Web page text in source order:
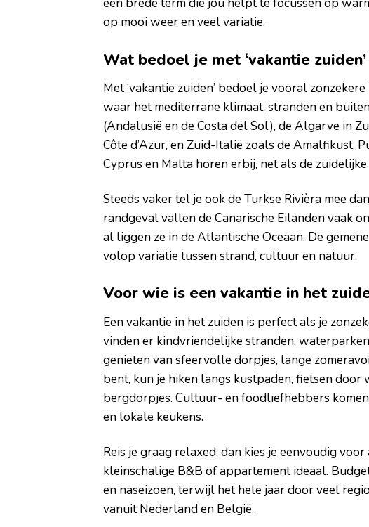
een brede term die jou helpt te focussen op
op mooi weer en veel variatie.
Wat bedoel je met ‘vakantie
Met ‘vakantie zuiden’ bedoel je vooral
waar het mediterrane klimaat, stranden en
(Andalusië en de Costa del Sol), de Algarve in
Côte d’Azur, en Zuid-Italië zoals de Amalfikust,
Cyprus en Malta horen erbij, net als de
Steeds vaker tel je ook de Turkse Rivièra mee
randgeval vallen de Canarische Eilanden vaak
al liggen ze in de Atlantische Oceaan. De
volop variatie tussen strand, cultuur en natuur.
Voor wie is een vakantie in het
Een vakantie in het zuiden is perfect als je
vinden er kindvriendelijke stranden,
genieten van sfeervolle dorpjes, lange
bent, kun je hiken langs kustpaden, fietsen
bergdorpjes. Cultuur- en foodliefhebbers
en lokale keukens.
Reis je graag relaxed, dan kies je eenvoudig
kleinschalige B&B of appartement ideaal.
en naseizoen, terwijl het hele jaar door veel
vanuit Nederland en België.